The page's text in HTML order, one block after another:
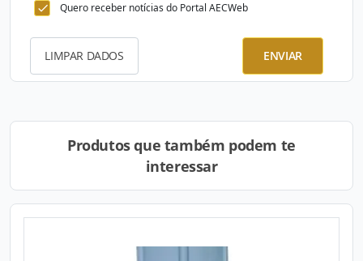
Quero receber notícias do Portal AECWeb
LIMPAR DADOS ENVIAR
Produtos que também podem te
interessar